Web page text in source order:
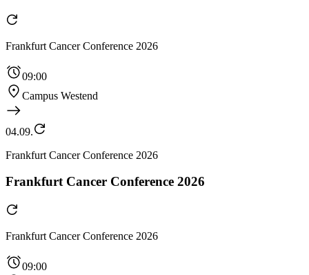
Frankfurt Cancer Conference 2026
09:00
Campus Westend
04.09.
Frankfurt Cancer Conference 2026
Frankfurt Cancer Conference 2026
Frankfurt Cancer Conference 2026
09:00